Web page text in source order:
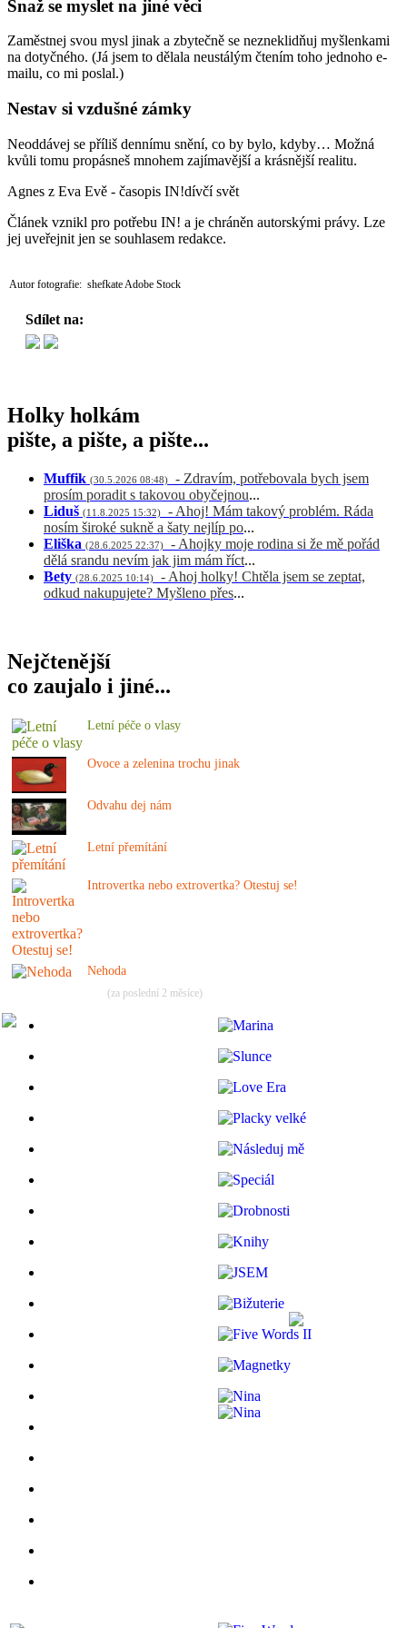
Snaž se myslet na jiné věci
Zaměstnej svou mysl jinak a zbytečně se nezneklidňuj myšlenkami
na dotyčného. (Já jsem to dělala neustálým čtením toho jednoho e-
mailu, co mi poslal.)
Nestav si vzdušné zámky
Neoddávej se příliš dennímu snění, co by bylo, kdyby… Možná
kvůli tomu propásneš mnohem zajímavější a krásnější realitu.
Agnes z Eva Evě - časopis IN!dívčí svět
Článek vznikl pro potřebu IN! a je chráněn autorskými právy. Lze
jej uveřejnit jen se souhlasem redakce.
Autor fotografie: shefkate Adobe Stock
Sdílet na:
Holky holkám
pište, a pište, a pište...
Muffik (30.5.2026 08:48)
- Zdravím, potřebovala bych jsem
prosím poradit s takovou obyčejnou...
Liduš (11.8.2025 15:32)
- Ahoj! Mám takový problém. Ráda
nosím široké sukně a šaty nejlíp po...
Eliška (28.6.2025 22:37)
- Ahojky moje rodina si že mě pořád
dělá srandu nevím jak jim mám říct...
Bety (28.6.2025 10:14)
- Ahoj holky! Chtěla jsem se zeptat,
odkud nakupujete? Myšleno přes...
Nejčtenější
co zaujalo i jiné...
Letní péče o vlasy
Ovoce a zelenina trochu jinak
Odvahu dej nám
Letní přemítání
Introvertka nebo extrovertka? Otestuj se!
Nehoda
(za poslední 2 měsíce)